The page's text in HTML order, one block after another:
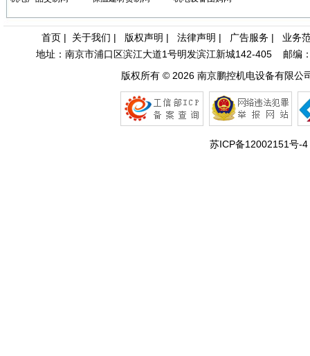
• [网站公告] 低价现货
• [网站公告]
金属电
• [网站公告]
鹭宫压
• [网站公告]
三丰
• [网站公告] 三菱变频
• [网站公告] 三菱电机
• [网站公告] 三菱电机
• [网站公告] 三键接着
• [网站公告] 伊苏米充
首页 | 关于我们 | 版权声明 | 法律声明 | 广告服务 | 业务
地址：南京市浦口区滨江大道1号明发滨江新城142-405 邮
版权所有 © 2026 南京鹏控机电设备有限公
苏ICP备12002151号-4